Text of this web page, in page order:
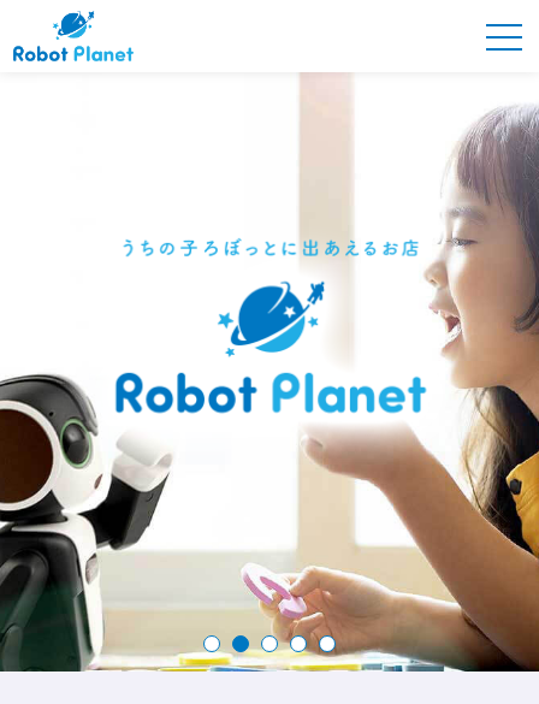
ONLINE STORE
ロボプラオーナーズ
店舗・来店予約 お問い合わせ